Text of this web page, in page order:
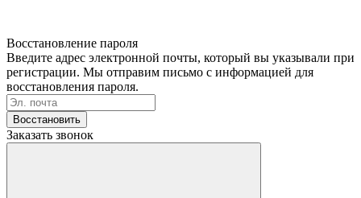
Восстановление пароля
Введите адрес электронной почты, который вы указывали при
регистрации. Мы отправим письмо с информацией для
восстановления пароля.
Восстановить
Заказать звонок